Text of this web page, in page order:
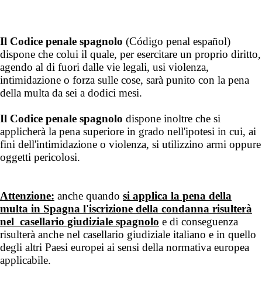
Il Codice penale spagnolo (Código penal español)
dispone che colui il quale, per esercitare un proprio diritto,
agendo al di fuori dalle vie legali, usi violenza,
intimidazione o forza sulle cose, sarà punito con la pena
della multa da sei a dodici mesi.
Il Codice penale spagnolo dispone inoltre che si
applicherà la pena superiore in grado nell'ipotesi in cui, ai
fini dell'intimidazione o violenza, si utilizzino armi oppure
oggetti pericolosi.
Attenzione: anche quando si applica la pena della
multa in Spagna l'iscrizione della condanna risulterà
nel casellario giudiziale spagnolo e di conseguenza
risulterà anche nel casellario giudiziale italiano e in quello
degli altri Paesi europei ai sensi della normativa europea
applicabile.